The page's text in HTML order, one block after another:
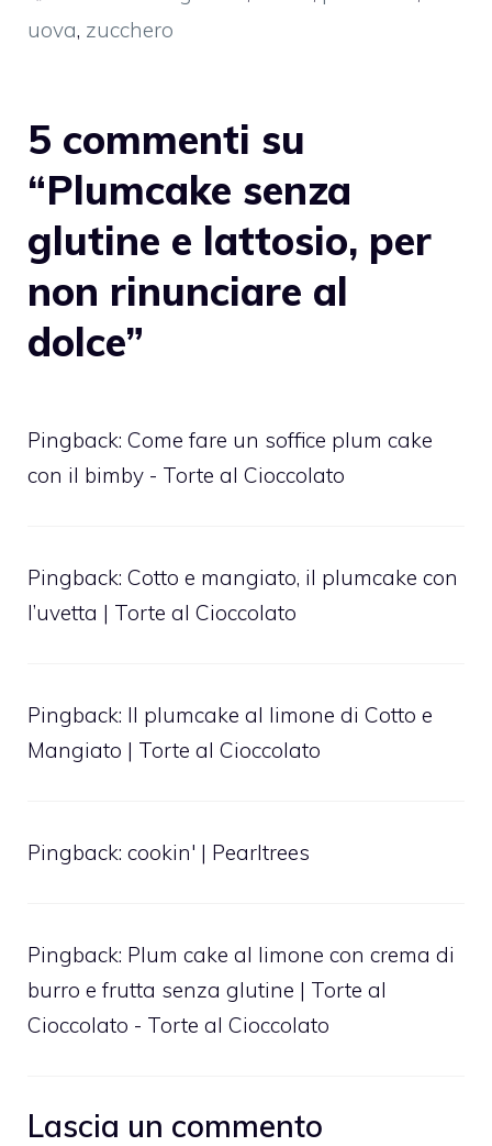
uova, zucchero
5 commenti su
“Plumcake senza
glutine e lattosio, per
non rinunciare al
dolce”
Pingback: Come fare un soffice plum cake
con il bimby - Torte al Cioccolato
Pingback: Cotto e mangiato, il plumcake con
l’uvetta | Torte al Cioccolato
Pingback: Il plumcake al limone di Cotto e
Mangiato | Torte al Cioccolato
Pingback: cookin' | Pearltrees
Pingback: Plum cake al limone con crema di
burro e frutta senza glutine | Torte al
Cioccolato - Torte al Cioccolato
Lascia un commento